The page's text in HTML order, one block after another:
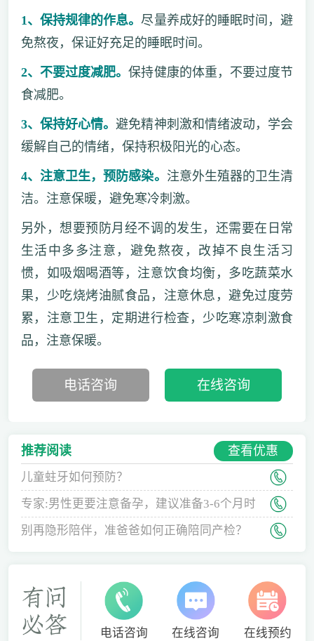
1、保持规律的作息。尽量养成好的睡眠时间，避
免熬夜，保证好充足的睡眠时间。
2、不要过度减肥。保持健康的体重，不要过度节
食减肥。
3、保持好心情。避免精神刺激和情绪波动，学会
缓解自己的情绪，保持积极阳光的心态。
4、注意卫生，预防感染。 注意外生殖器的卫生清
洁。注意保暖，避免寒冷刺激。
另外，想要预防月经不调的发生，还需要在日常
生活中多多注意，避免熬夜，改掉不良生活习
惯，如吸烟喝酒等，注意饮食均衡，多吃蔬菜水
果，少吃烧烤油腻食品，注意休息，避免过度劳
累，注意卫生，定期进行检查，少吃寒凉刺激食
品，注意保暖。
电话咨询 在线咨询
推荐阅读 查看优惠
儿童蛀牙如何预防？
专家:男性更要注意备孕，建议准备3-6个月时
间
别再隐形陪伴，准爸爸如何正确陪同产检？
电话咨询 在线咨询 在线预约